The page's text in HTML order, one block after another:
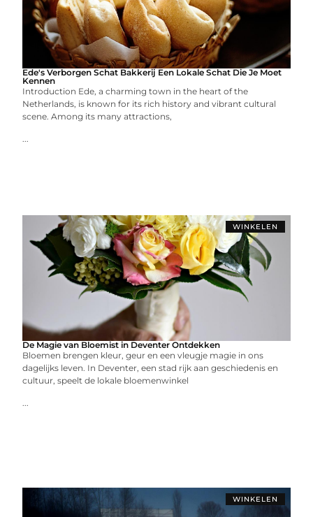
Ede's Verborgen Schat Bakkerij Een Lokale Schat Die Je Moet
Kennen
Introduction Ede, a charming town in the heart of the
Netherlands, is known for its rich history and vibrant cultural
scene. Among its many attractions,
...
WINKELEN
De Magie van Bloemist in Deventer Ontdekken
Bloemen brengen kleur, geur en een vleugje magie in ons
dagelijks leven. In Deventer, een stad rijk aan geschiedenis en
cultuur, speelt de lokale bloemenwinkel
...
WINKELEN